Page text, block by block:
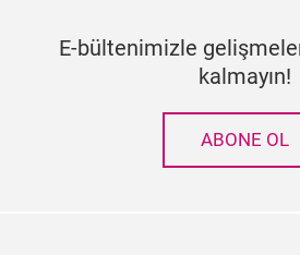
E-bültenimizle
kalmayın!
ABONE OL